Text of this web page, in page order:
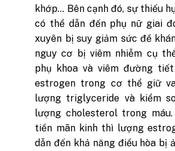
khớp… Bên cạnh đó, sự thiếu
có thể dẫn đến phụ nữ giai
xuyên bị suy giảm sức đề
nguy cơ bị viêm nhiễm cụ
phụ khoa và viêm đường
estrogen trong cơ thể giữ
lượng triglyceride và kiểm
lượng cholesterol trong
tiền mãn kinh thì lượng
dẫn đến khả năng điều hòa bị